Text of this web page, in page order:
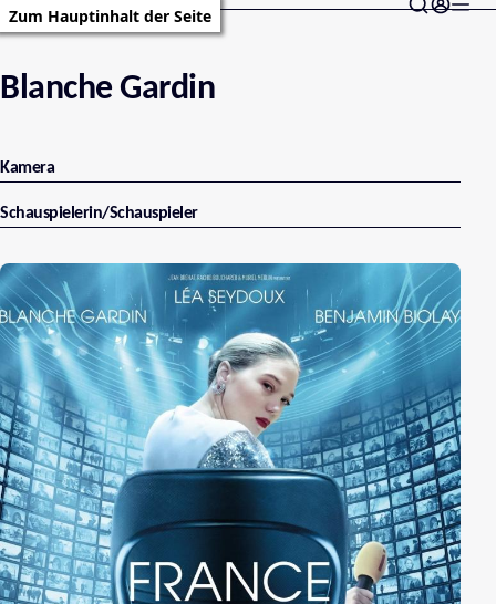
Zum Hauptinhalt der Seite
Blanche Gardin
Kamera
Schauspielerin/Schauspieler